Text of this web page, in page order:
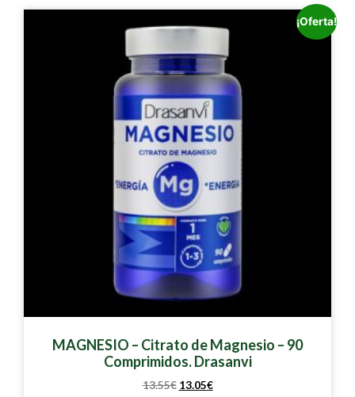
¡Oferta!
MAGNESIO – Citrato de Magnesio – 90
Comprimidos. Drasanvi
13.55€ 13.05€